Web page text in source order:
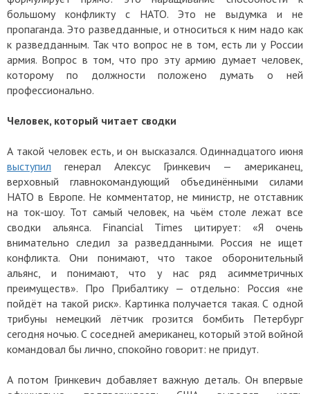
большому конфликту с НАТО. Это не выдумка и не
пропаганда. Это разведданные, и относиться к ним надо как
к разведданным. Так что вопрос не в том, есть ли у России
армия. Вопрос в том, что про эту армию думает человек,
которому по должности положено думать о ней
профессионально.
Человек, который читает сводки
А такой человек есть, и он высказался. Одиннадцатого июня
выступил генерал Алексус Гринкевич — американец,
верховный главнокомандующий объединёнными силами
НАТО в Европе. Не комментатор, не министр, не отставник
на ток-шоу. Тот самый человек, на чьём столе лежат все
сводки альянса. Financial Times цитирует: «Я очень
внимательно следил за разведданными. Россия не ищет
конфликта. Они понимают, что такое оборонительный
альянс, и понимают, что у нас ряд асимметричных
преимуществ». Про Прибалтику — отдельно: Россия «не
пойдёт на такой риск». Картинка получается такая. С одной
трибуны немецкий лётчик грозится бомбить Петербург
сегодня ночью. С соседней американец, который этой войной
командовал бы лично, спокойно говорит: не придут.
А потом Гринкевич добавляет важную деталь. Он впервые